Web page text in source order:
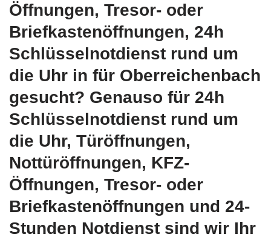
Öffnungen, Tresor- oder
Briefkastenöffnungen, 24h
Schlüsselnotdienst rund um
die Uhr in für Oberreichenbach
gesucht? Genauso für 24h
Schlüsselnotdienst rund um
die Uhr, Türöffnungen,
Nottüröffnungen, KFZ-
Öffnungen, Tresor- oder
Briefkastenöffnungen und 24-
Stunden Notdienst sind wir Ihr